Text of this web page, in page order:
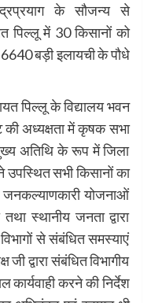
के सौजन्य से
पिल्लू में 30 किसानों को
बड़ी इलायची के पौधे
पिल्लू के विद्यालय भवन
की अध्यक्षता में कृषक सभा
अतिथि के रूप में जिला
उपस्थित सभी किसानों का
योजनाओं
स्थानीय जनता द्वारा
से संबंधित समस्याएं
द्वारा संबंधित विभागीय
कार्यवाही करने की निर्देश